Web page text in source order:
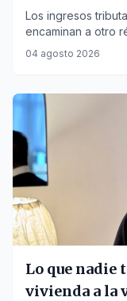
Los ingresos
encaminan a otro
millones de euros
18,3%.
04 agosto 2026
Lo que nadie
vivienda a la